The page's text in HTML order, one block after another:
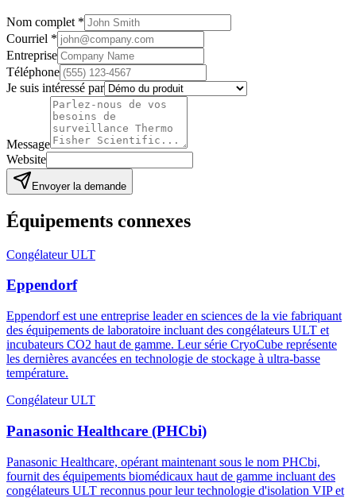
Nom complet *
Courriel *
Entreprise
Téléphone
Je suis intéressé par
Message
Website
Envoyer la demande
Équipements connexes
Congélateur ULT
Eppendorf
Eppendorf est une entreprise leader en sciences de la vie fabriquant
des équipements de laboratoire incluant des congélateurs ULT et
incubateurs CO2 haut de gamme. Leur série CryoCube représente
les dernières avancées en technologie de stockage à ultra-basse
température.
Congélateur ULT
Panasonic Healthcare (PHCbi)
Panasonic Healthcare, opérant maintenant sous le nom PHCbi,
fournit des équipements biomédicaux haut de gamme incluant des
congélateurs ULT reconnus pour leur technologie d'isolation VIP et